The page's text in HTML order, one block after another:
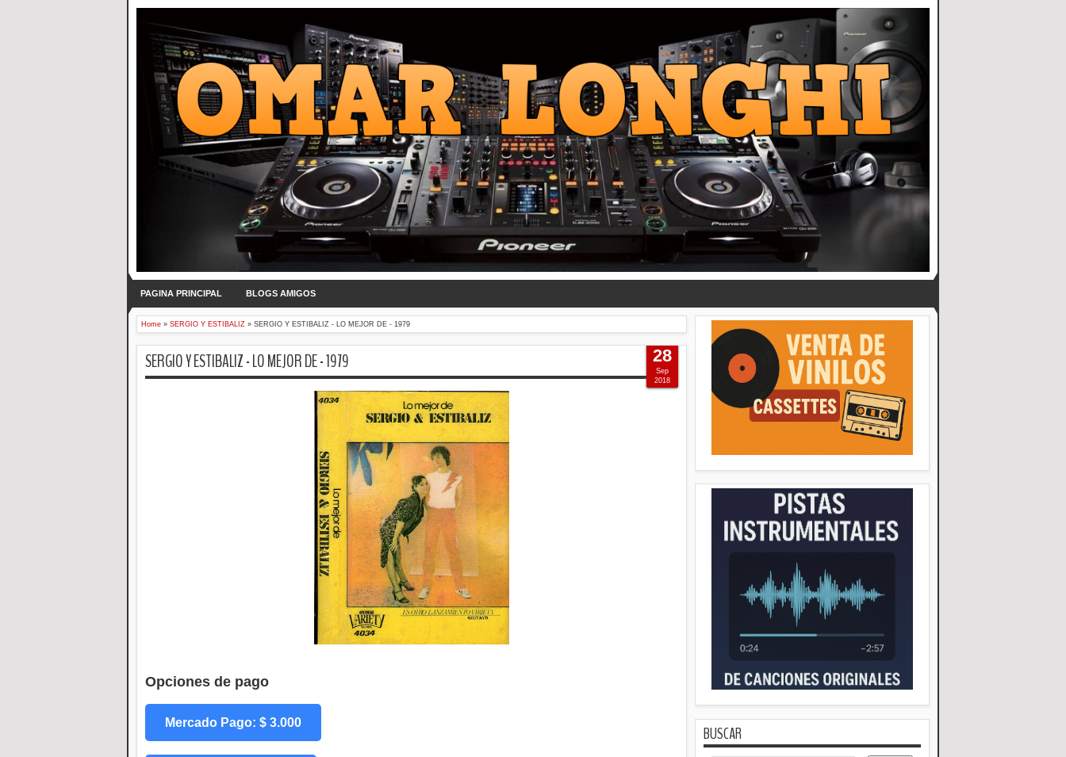
PAGINA PRINCIPAL BLOGS AMIGOS
Home » SERGIO Y ESTIBALIZ » SERGIO Y ESTIBALIZ - LO MEJOR DE - 1979
SERGIO Y ESTIBALIZ - LO MEJOR DE - 1979
Opciones de pago
Mercado Pago: $ 3.000
28
Sep
2018
BUSCAR